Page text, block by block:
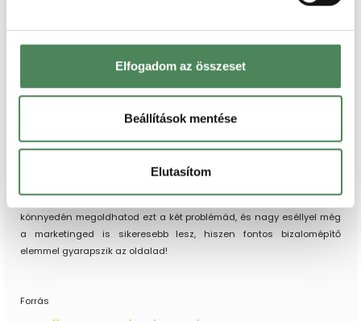
Elfogadom az összeset
Beállítások mentése
Elutasítom
webáruháztulajdonosként?
Vállalkozóként, webáruháztulajdonosként az a legjobb, amit tehetsz,
ha minden szabályt betartasz.Legyenek kint az oldaladon a
törvényeknek megfelelő az értékelési rendszered, és legyen
aktuális, friss ÁSZF-ed.
E két utóbbi kritériumnak könnyebben felelhetsz meg, mint
szolgáltatásával, ésa hozzátartozó plusz funkciókkal
könnyedén megoldhatod ezt a két problémád, és nagy eséllyel még
a marketinged is sikeresebb lesz, hiszen fontos bizalomépítő
elemmel gyarapszik az oldalad!
Forrás